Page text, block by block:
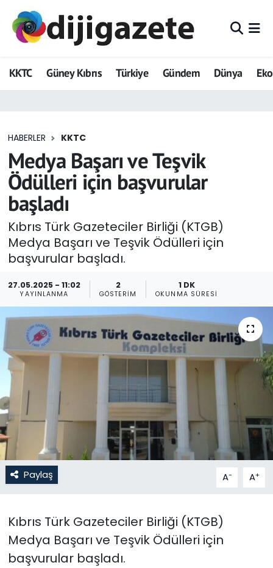
KKTC Güney Kıbrıs Türkiye Gündem Dünya
HABERLER KKTC
Medya Başarı ve Teşvik
Ödülleri için başvurular
başladı
Kıbrıs Türk Gazeteciler Birliği (KTGB)
Medya Başarı ve Teşvik Ödülleri için
başvurular başladı.
27.05.2025 - 11:02
YAYINLANMA
2
GÖSTERIM
1 DK
OKUNMA SÜRESI
Paylaş A- A+
Kıbrıs Türk Gazeteciler Birliği (KTGB)
Medya Başarı ve Teşvik Ödülleri için
başvurular başladı.
ADVERTORIAL
Dijigazete
Eğitim
Ekonomi
Foto Galeri
GEZİ
Güncel
Gündem
KKTC
KKTC YEREL SEÇİM 2018
Kültür Sanat
Magazin
Moda
Nöbetçi Eczaneler
Politika
Hava Durumu
Trafik Durumu
Tüm Manşetler
Son Dakika Haberleri
Haber Arşivi